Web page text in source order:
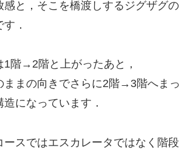
感と，そこを橋渡しするジグザグの
．
1階→2階と上がったあと，
ままの向きでさらに2階→3階へまっ
になっています．
ースではエスカレータではなく階段